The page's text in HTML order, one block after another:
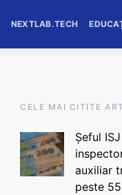
NEXTLAB.TECH
CELE MAI CITITE
Șeful
auxiliar
peste